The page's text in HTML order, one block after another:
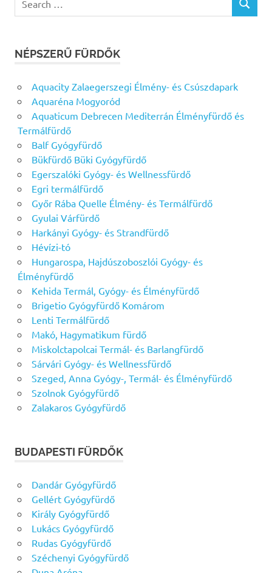
for:
SEARCH
NÉPSZERŰ FÜRDŐK
Aquacity Zalaegerszegi Élmény- és Csúszdapark
Aquaréna Mogyoród
Aquaticum Debrecen Mediterrán Élményfürdő és
Termálfürdő
Balf Gyógyfürdő
Bükfürdő Büki Gyógyfürdő
Egerszalóki Gyógy- és Wellnessfürdő
Egri termálfürdő
Győr Rába Quelle Élmény- és Termálfürdő
Gyulai Várfürdő
Harkányi Gyógy- és Strandfürdő
Hévízi-tó
Hungarospa, Hajdúszoboszlói Gyógy- és
Élményfürdő
Kehida Termál, Gyógy- és Élményfürdő
Brigetio Gyógyfürdő Komárom
Lenti Termálfürdő
Makó, Hagymatikum fürdő
Miskolctapolcai Termál- és Barlangfürdő
Sárvári Gyógy- és Wellnessfürdő
Szeged, Anna Gyógy-, Termál- és Élményfürdő
Szolnok Gyógyfürdő
Zalakaros Gyógyfürdő
BUDAPESTI FÜRDŐK
Dandár Gyógyfürdő
Gellért Gyógyfürdő
Király Gyógyfürdő
Lukács Gyógyfürdő
Rudas Gyógyfürdő
Széchenyi Gyógyfürdő